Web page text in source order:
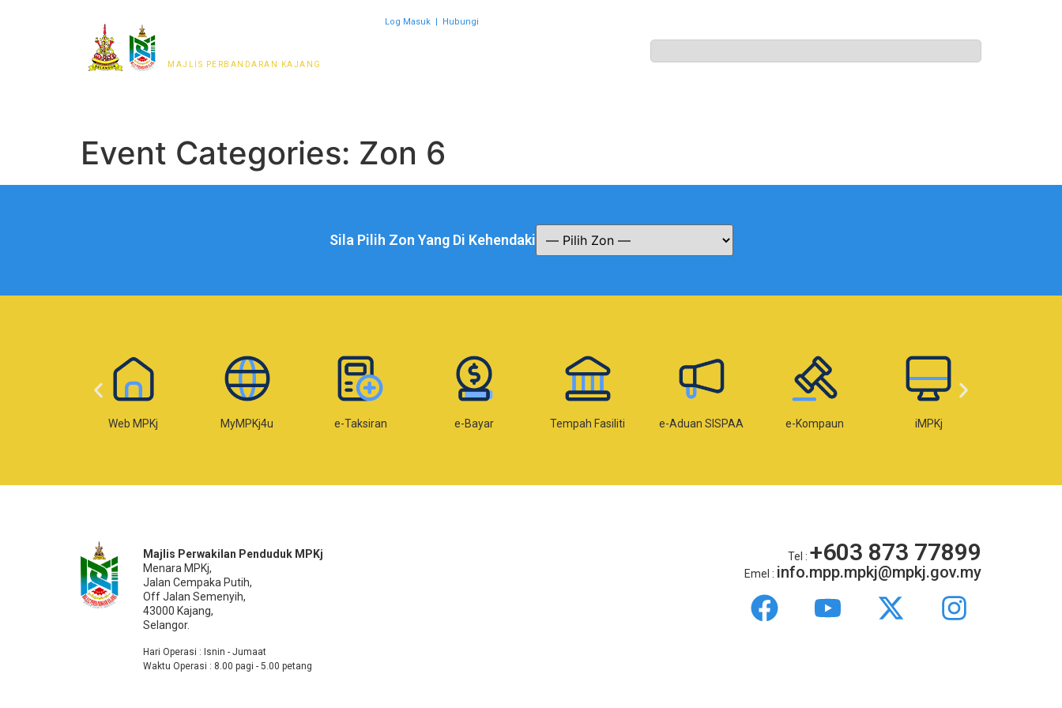
MAJLIS PERBANDARAN KAJANG
Log Masuk| Hubungi
Event Categories: Zon 6
Sila Pilih Zon Yang Di Kehendaki
Web MPKj MyMPKj4u e-Taksiran e-Bayar Tempah Fasiliti e-Aduan SISPAA e-Kompaun iMPKj
Majlis Perwakilan Penduduk MPKj
Menara MPKj,
Jalan Cempaka Putih,
Off Jalan Semenyih,
43000 Kajang,
Selangor.
Hari Operasi : Isnin - Jumaat
Waktu Operasi : 8.00 pagi - 5.00 petang
Tel : +603 873 77899
Emel : info.mpp.mpkj@mpkj.gov.my